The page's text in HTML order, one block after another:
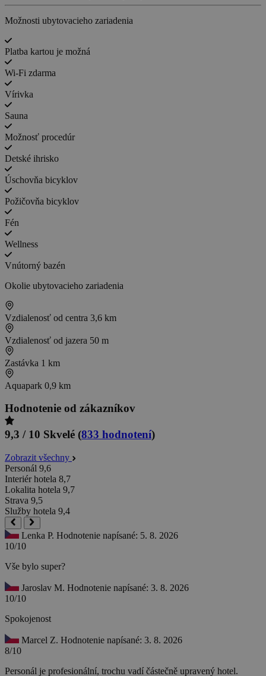
Možnosti ubytovacieho zariadenia
Platba kartou je možná
Wi-Fi zdarma
Vírivka
Sauna
Možnosť procedúr
Detské ihrisko
Úschovňa bicyklov
Požičovňa bicyklov
Fén
Wellness
Vnútorný bazén
Okolie ubytovacieho zariadenia
Vzdialenosť od centra 3,6 km
Vzdialenosť od jazera 50 m
Zastávka 1 km
Aquapark 0,9 km
Hodnotenie od zákazníkov
9,3 / 10 Skvelé (833 hodnotení)
Zobrazit všechny
Personál 9,6
Interiér hotela 8,7
Lokalita hotela 9,7
Strava 9,5
Služby hotela 9,4
Lenka P. Hodnotenie napísané: 5. 8. 2026
10/10
Vše bylo super?
Jaroslav M. Hodnotenie napísané: 3. 8. 2026
10/10
Spokojenost
Marcel Z. Hodnotenie napísané: 3. 8. 2026
8/10
Personál je profesionální, trochu vadí částečně upravený hotel.